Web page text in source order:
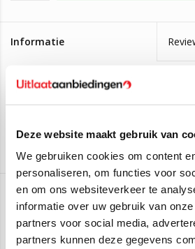
Deze website maakt gebruik van
We gebruiken cookies om content
personaliseren, om functies voor
en om ons websiteverkeer te
informatie over uw gebruik van
partners voor social media,
partners kunnen deze gegevens
Informatie
Artikelnummer: 55x100
Levertijd:
Op voorraad, bestel
Binnendiameter: 55mm
Lengte flexibel: 100mm
Totale lengte: 160mm
FA1 Automotive
Aan verlanglijst toevoegen/ Toevoegen om